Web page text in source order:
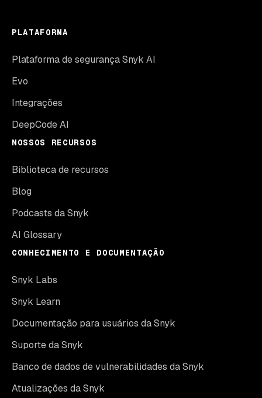
PLATAFORMA
Plataforma de segurança Snyk AI
Evo
Integrações
DeepCode AI
NOSSOS RECURSOS
Biblioteca de recursos
Blog
Podcasts da Snyk
AI Glossary
CONHECIMENTO E DOCUMENTAÇÃO
Snyk Labs
Snyk Learn
Documentação para usuários da Snyk
Suporte da Snyk
Banco de dados de vulnerabilidades da Snyk
Atualizações da Snyk